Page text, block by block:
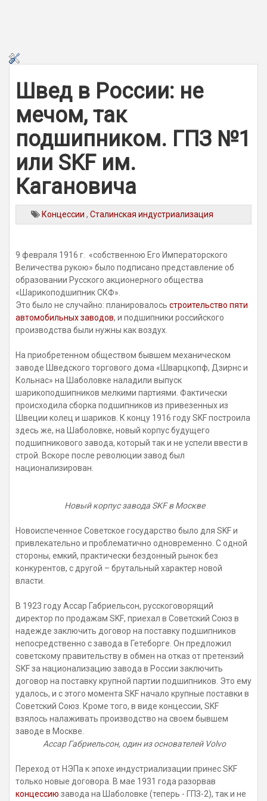
Швед в России: не
мечом, так
подшипником. ГПЗ №1
или SKF им.
Кагановича
Концессии , Сталинская индустриализация
9 февраля 1916 г. «собственною Его Императорского
Величества рукою» было подписано представление об
образовании Русского акционерного общества
«Шарикоподшипник СКФ».
Это было не случайно: планировалось строительство пяти
автомобильных заводов, и подшипники российского
производства были нужны как воздух.
На приобретенном обществом бывшем механическом
заводе Шведского торгового дома «Шварцкопф, Дзирнс и
Кольнас» на Шаболовке наладили выпуск
шарикоподшипников мелкими партиями. Фактически
происходила сборка подшипников из привезенных из
Швеции колец и шариков. К концу 1916 годуSKFпостроила
здесь же, на Шаболовке, новый корпус будущего
подшипникового завода, который так и не успели ввести в
строй. Вскоре после революции завод был
национализирован.
Новый корпус завода SKF в Москве
Новоиспеченное Советское государство было для SKFи
привлекательно и проблематично одновременно. С одной
стороны, емкий, практически бездонный рынок без
конкурентов, с другой – брутальный характер новой
власти.
В 1923 году Ассар Габриельсон, русскоговорящий
директор по продажам SKF, приехал в Советский Союз в
надежде заключить договор на поставку подшипников
непосредственно с завода в Гетеборге. Он предложил
советскому правительству в обмен на отказ от претензий
SKFза национализацию завода в России заключить
договор на поставку крупной партии подшипников. Это ему
удалось, и с этого момента SKFначало крупные поставки в
Советский Союз. Кроме того, в виде концессии, SKF
взялось налаживать производство на своем бывшем
заводе в Москве.
Ассар Габриельсон, один из основателей Volvo
Переход от НЭПа к эпохе индустриализации принесSKF
только новые договора. В мае 1931 года разорвав
концессию завода на Шаболовке (теперь - ГПЗ-2), так и не